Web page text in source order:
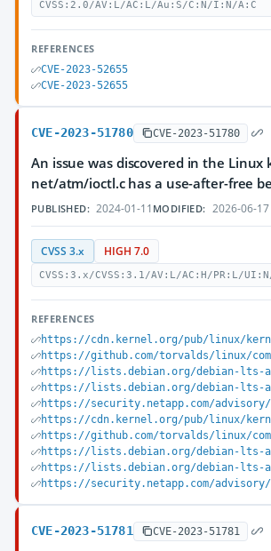
CVSS:2.0/AV:L/AC:L/Au:S/C:N/I:N/A:C
REFERENCES
CVE-2023-52655
CVE-2023-52655
CVE-2023-51780 CVE-2023-51780
An issue was discovered in the Linux
net/atm/ioctl.c has a use-after-free
PUBLISHED: 2024-01-11 MODIFIED: 2026-06-17
CVSS 3.x HIGH 7.0
CVSS:3.x/CVSS:3.1/AV:L/AC:H/PR:L/
REFERENCES
https://cdn.kernel.org/pub/linux/
https://github.com/torvalds/linux/
https://lists.debian.org/debian-lts-
https://lists.debian.org/debian-lts-
https://security.netapp.com/advisory/
https://cdn.kernel.org/pub/linux/
https://github.com/torvalds/linux/
https://lists.debian.org/debian-lts-
https://lists.debian.org/debian-lts-
https://security.netapp.com/advisory/
CVE-2023-51781 CVE-2023-51781